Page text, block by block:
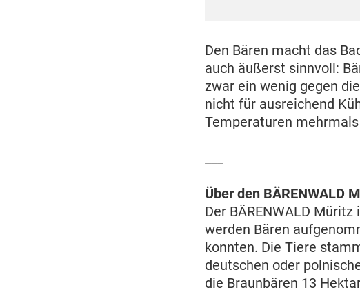
Den Bären macht das
auch äußerst sinnvoll:
zwar ein wenig gegen
nicht für ausreichend
Temperaturen
Über den BÄRENWALD
Der BÄRENWALD
werden Bären
konnten. Die Tiere
deutschen oder
die Braunbären 13